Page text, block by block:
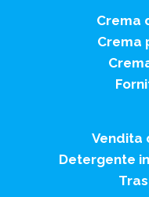
Crema
Crema
Vendita
Detergente